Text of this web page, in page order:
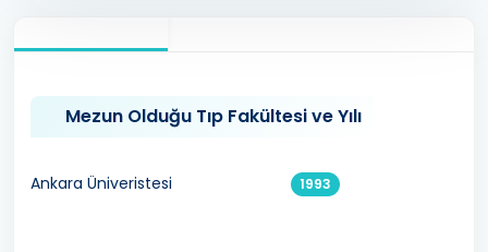
Mezun Olduğu Tıp Fakültesi ve Yılı
Ankara Üniveristesi 1993